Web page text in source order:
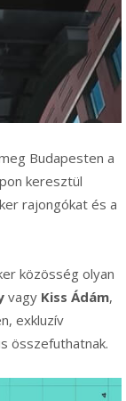
Budapesten a
keresztül
rajongókat és a
közösség olyan
vagy Kiss Ádám,
exkluzív
összefuthatnak.